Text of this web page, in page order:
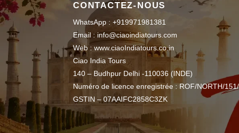
CONTACTEZ-NOUS
WhatsApp : +919971981381
Email : info@ciaoindiatours.com
Web : www.ciaoIndiatours.co.in
Ciao India Tours
140 – Budhpur Delhi -110036 (INDE)
Numéro de licence enregistrée : ROF/NORTH/
GSTIN – 07AAIFC2858C3ZK